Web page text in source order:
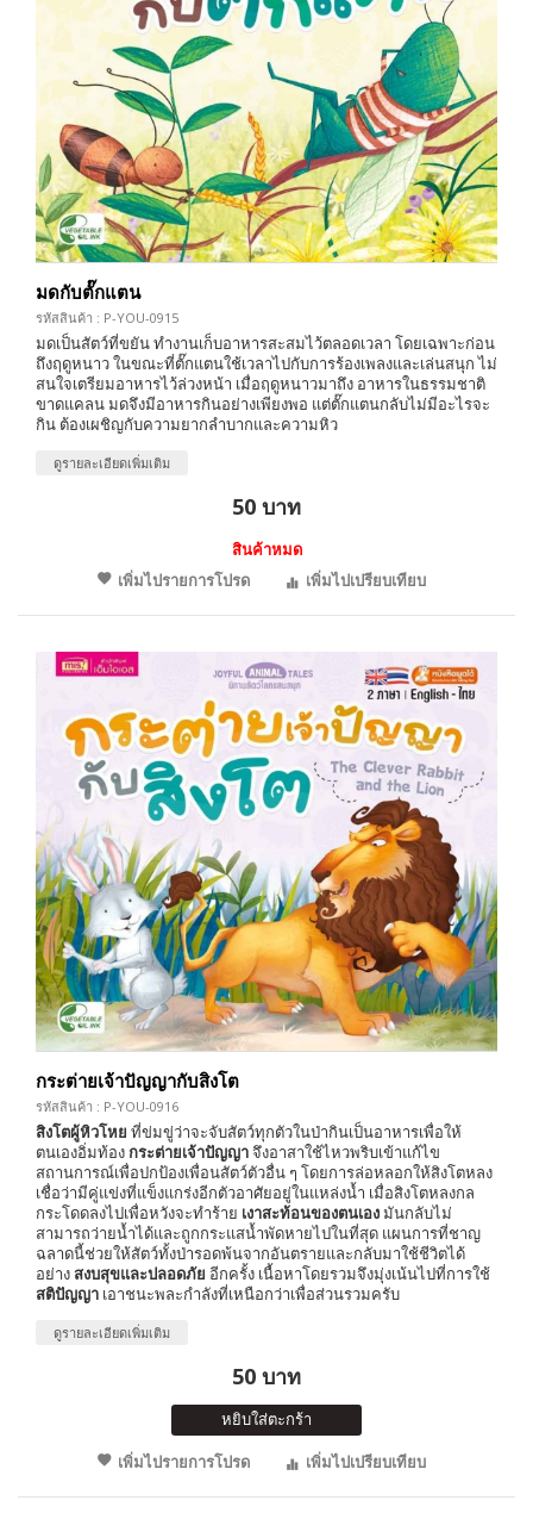
มดกับตั๊กแตน
รหัสสินค้า : P-YOU-0915
มดเป็นสัตว์ที่ขยัน ทำงานเก็บอาหารสะสมไว้ตลอดเวลา โดยเฉพาะก่อน
ถึงฤดูหนาว ในขณะที่ตั๊กแตนใช้เวลาไปกับการร้องเพลงและเล่นสนุก ไม่
สนใจเตรียมอาหารไว้ล่วงหน้า เมื่อฤดูหนาวมาถึง อาหารในธรรมชาติ
ขาดแคลน มดจึงมีอาหารกินอย่างเพียงพอ แต่ตั๊กแตนกลับไม่มีอะไรจะ
กิน ต้องเผชิญกับความยากลำบากและความหิว
ดูรายละเอียดเพิ่มเติม
50 บาท
สินค้าหมด
เพิ่มไปรายการโปรด
เพิ่มไปเปรียบเทียบ
กระต่ายเจ้าปัญญากับสิงโต
รหัสสินค้า : P-YOU-0916
สิงโตผู้หิวโหย ที่ข่มขู่ว่าจะจับสัตว์ทุกตัวในป่ากินเป็นอาหารเพื่อให้
ตนเองอิ่มท้องกระต่ายเจ้าปัญญาจึงอาสาใช้ไหวพริบเข้าแก้ไข
สถานการณ์เพื่อปกป้องเพื่อนสัตว์ตัวอื่น ๆ โดยการล่อหลอกให้สิงโตหลง
เชื่อว่ามีคู่แข่งที่แข็งแกร่งอีกตัวอาศัยอยู่ในแหล่งน้ำ เมื่อสิงโตหลงกล
กระโดดลงไปเพื่อหวังจะทำร้าย เงาสะท้อนของตนเองมันกลับไม่
สามารถว่ายน้ำได้และถูกกระแสน้ำพัดหายไปในที่สุด แผนการที่ชาญ
ฉลาดนี้ช่วยให้สัตว์ทั้งป่ารอดพ้นจากอันตรายและกลับมาใช้ชีวิตได้
อย่างสงบสุขและปลอดภัย อีกครั้ง เนื้อหาโดยรวมจึงมุ่งเน้นไปที่การใช้
สติปัญญา เอาชนะพละกำลังที่เหนือกว่าเพื่อส่วนรวมครับ
ดูรายละเอียดเพิ่มเติม
50 บาท
หยิบใส่ตะกร้า
เพิ่มไปรายการโปรด
เพิ่มไปเปรียบเทียบ